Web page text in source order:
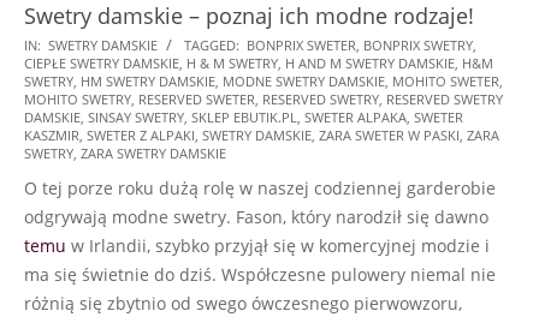
Swetry damskie – poznaj ich modne rodzaje!
2025-
01-
28
IN: SWETRY DAMSKIE TAGGED: BONPRIX SWETER, BONPRIX SWETRY,
CIEPŁE SWETRY DAMSKIE, H & M SWETRY, H AND M SWETRY DAMSKIE, H&M
SWETRY, HM SWETRY DAMSKIE, MODNE SWETRY DAMSKIE, MOHITO SWETER,
MOHITO SWETRY, RESERVED SWETER, RESERVED SWETRY, RESERVED SWETRY
DAMSKIE, SINSAY SWETRY, SKLEP EBUTIK.PL, SWETER ALPAKA, SWETER
KASZMIR, SWETER Z ALPAKI, SWETRY DAMSKIE, ZARA SWETER W PASKI, ZARA
SWETRY, ZARA SWETRY DAMSKIE
O tej porze roku dużą rolę w naszej codziennej garderobie
odgrywają modne swetry. Fason, który narodził się dawno
temu w Irlandii, szybko przyjął się w komercyjnej modzie i
ma się świetnie do dziś. Współczesne pulowery niemal nie
różnią się zbytnio od swego ówczesnego pierwowzoru,